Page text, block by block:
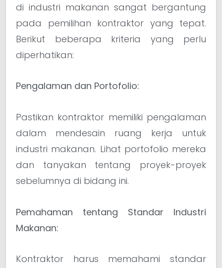
di industri makanan sangat bergantung
pada pemilihan kontraktor yang tepat.
Berikut beberapa kriteria yang perlu
diperhatikan:
Pengalaman dan Portofolio:
Pastikan kontraktor memiliki pengalaman
dalam mendesain ruang kerja untuk
industri makanan. Lihat portofolio mereka
dan tanyakan tentang proyek-proyek
sebelumnya di bidang ini.
Pemahaman tentang Standar Industri
Makanan:
Kontraktor harus memahami standar